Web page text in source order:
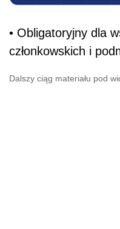
• Obligatoryjny dla
członkowskich i
Dalszy ciąg materiału pod